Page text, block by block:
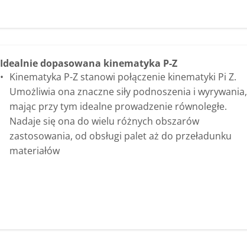
Idealnie dopasowana kinematyka P-Z
Kinematyka P-Z stanowi połączenie kinematyki Pi Z.
Umożliwia ona znaczne siły podnoszenia i wyrywania,
mając przy tym idealne prowadzenie równoległe.
Nadaje się ona do wielu różnych obszarów
zastosowania, od obsługi palet aż do przeładunku
materiałów